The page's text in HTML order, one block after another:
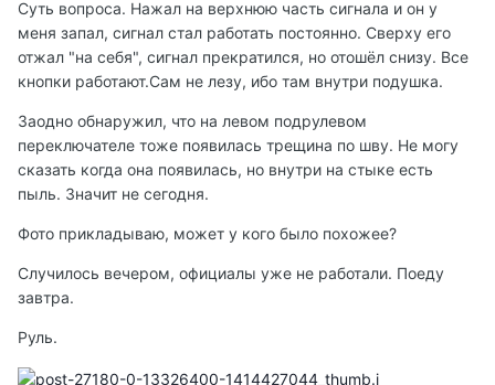
Суть вопроса. Нажал на верхнюю часть сигнала и он у
меня запал, сигнал стал работать постоянно. Сверху его
отжал "на себя", сигнал прекратился, но отошёл снизу. Все
кнопки работают.Сам не лезу, ибо там внутри подушка.
Заодно обнаружил, что на левом подрулевом
переключателе тоже появилась трещина по шву. Не могу
сказать когда она появилась, но внутри на стыке есть
пыль. Значит не сегодня.
Фото прикладываю, может у кого было похожее?
Случилось вечером, официалы уже не работали. Поеду
завтра.
Руль.